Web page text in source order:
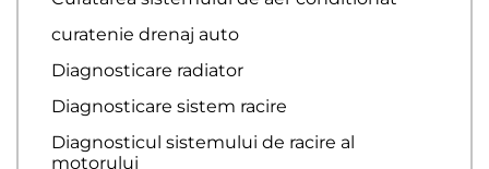
curatenie drenaj auto
Diagnosticare radiator
Diagnosticare sistem racire
Diagnosticul sistemului de racire al
motorului